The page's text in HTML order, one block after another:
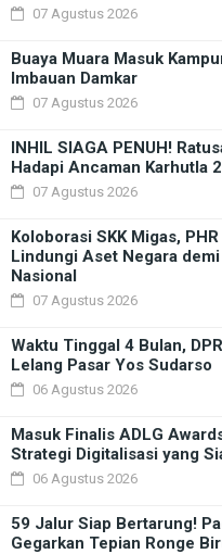
07 Agustus 2026
Buaya Muara Masuk
Imbauan Damkar
07 Agustus 2026
INHIL SIAGA PENUH!
Hadapi Ancaman Karhutla
07 Agustus 2026
Koloborasi SKK Migas,
Lindungi Aset Negara
Nasional
07 Agustus 2026
Waktu Tinggal 4 Bulan,
Lelang Pasar Yos Sudarso
06 Agustus 2026
Masuk Finalis ADLG
Strategi Digitalisasi yang
06 Agustus 2026
59 Jalur Siap Bertarung!
Gegarkan Tepian Ronge